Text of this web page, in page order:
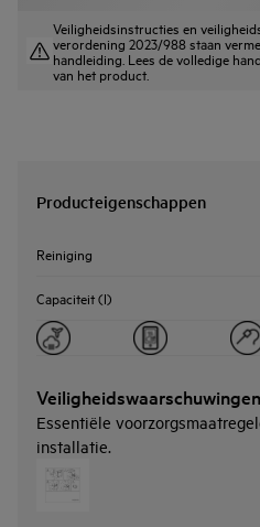
Veiligheidsinstructies en
verordening 2023/988 staan
handleiding. Lees de volledige
van het product.
Producteigenschappen
Reiniging
Capaciteit (l)
Veiligheidswaarschuwingen
Essentiële
installatie.